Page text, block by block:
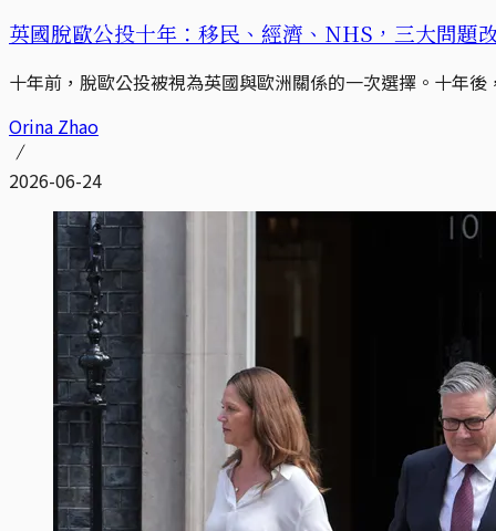
英國脫歐公投十年：移民、經濟、NHS，三大問題
十年前，脫歐公投被視為英國與歐洲關係的一次選擇。十年
Orina Zhao
2026-06-24